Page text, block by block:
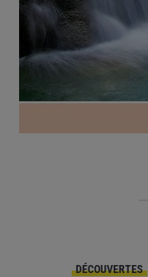
DÉCOUVERTES